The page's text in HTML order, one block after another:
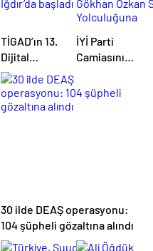
TİGAD’ın 13.
Dijital
Medya
Çalıştayı
Iğdır’da
İYİ Parti
Camiasını
Kayıp:
Gökhan
30 ilde DEAŞ operasyonu:
104 şüpheli gözaltına alındı